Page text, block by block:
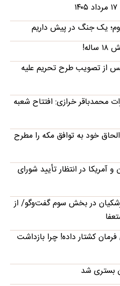
یک جنگ در پیش داریم
از تصویب طرح تحریم علیه
محمدباقر خرازی: افتتاح شعبه
خود به توافق مکه را مطرح
آمریکا در انتظار تأیید شورای
در بخش سوم گفت‌وگو/ از
کشتار داده! چرا بازداشت
بستری شد